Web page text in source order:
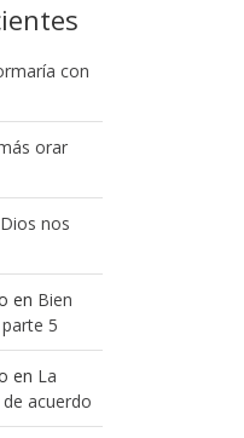
con
orar
nos
en Bien
5
en La
acuerdo